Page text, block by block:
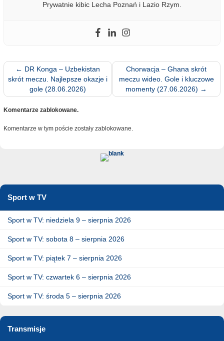
Prywatnie kibic Lecha Poznań i Lazio Rzym.
← DR Konga – Uzbekistan
skrót meczu. Najlepsze okazje i
gole (28.06.2026)
Chorwacja – Ghana skrót
meczu wideo. Gole i kluczowe
momenty (27.06.2026) →
Komentarze zablokowane.
Komentarze w tym poście zostały zablokowane.
Sport w TV
Sport w TV: niedziela 9 – sierpnia 2026
Sport w TV: sobota 8 – sierpnia 2026
Sport w TV: piątek 7 – sierpnia 2026
Sport w TV: czwartek 6 – sierpnia 2026
Sport w TV: środa 5 – sierpnia 2026
Transmisje